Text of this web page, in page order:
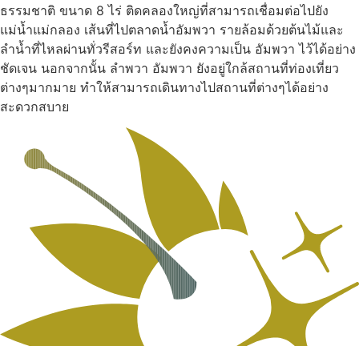
ธรรมชาติ ขนาด 8 ไร่ ติดคลองใหญ่ที่สามารถเชื่อมต่อไปยัง
แม่น้ำแม่กลอง เส้นที่ไปตลาดน้ำอัมพวา รายล้อมด้วยต้นไม้และ
ลำน้ำที่ไหลผ่านทั่วรีสอร์ท และยังคงความเป็น อัมพวา ไว้ได้อย่าง
ชัดเจน นอกจากนั้น ลำพวา อัมพวา ยังอยู่ใกล้สถานที่ท่องเที่ยว
ต่างๆมากมาย ทำให้สามารถเดินทางไปสถานที่ต่างๆได้อย่าง
สะดวกสบาย